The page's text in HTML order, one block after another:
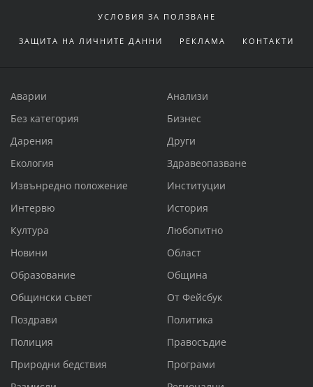
УСЛОВИЯ ЗА ПОЛЗВАНЕ
ЗАЩИТА НА ЛИЧНИТЕ ДАННИ РЕКЛАМА КОНТАКТИ
Аварии
Анализи
Без категория
Бизнес
Дарения
Други
Екология
Здравеопазване
Извънредно положение
Институции
Интервю
История
Култура
Любопитно
Новини
Област
Образование
Община
Общински съвет
От Фейсбук
Поздрави
Политика
Полиция
Правосъдие
Природни бедствия
Програми